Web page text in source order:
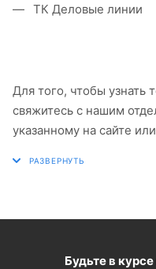
ТК Деловые линии
Для того, чтобы узнать
свяжитесь с нашим
указанному на сайте
Будьте в